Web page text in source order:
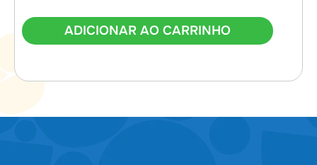
ADICIONAR AO CARRINHO